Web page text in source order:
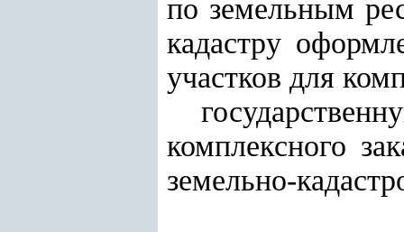
по земельным
кадастру
участков для
комплексного
земельно-